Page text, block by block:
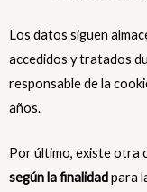
Los datos siguen
accedidos y tratados
responsable de la
años.
Por último, existe otra
según la finalidadpara